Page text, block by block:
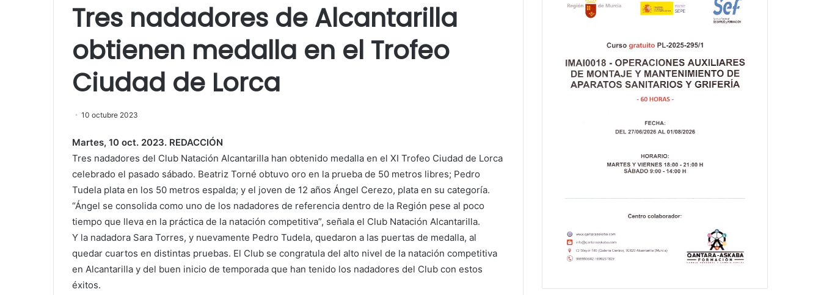
Tres nadadores de Alcantarilla
obtienen medalla en el Trofeo
Ciudad de Lorca
10 octubre 2023
Martes, 10 oct. 2023. REDACCIÓN
Tres nadadores del Club Natación Alcantarilla han obtenido medalla en el XI Trofeo Ciudad de Lorca
celebrado el pasado sábado. Beatriz Torné obtuvo oro en la prueba de 50 metros libres; Pedro
Tudela plata en los 50 metros espalda; y el joven de 12 años Ángel Cerezo, plata en su categoría.
“Ángel se consolida como uno de los nadadores de referencia dentro de la Región pese al poco
tiempo que lleva en la práctica de la natación competitiva”, señala el Club Natación Alcantarilla.
Y la nadadora Sara Torres, y nuevamente Pedro Tudela, quedaron a las puertas de medalla, al
quedar cuartos en distintas pruebas. El Club se congratula del alto nivel de la natación competitiva
en Alcantarilla y del buen inicio de temporada que han tenido los nadadores del Club con estos
éxitos.